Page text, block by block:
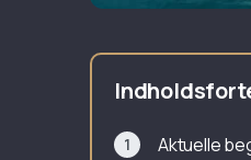
Aktuelle